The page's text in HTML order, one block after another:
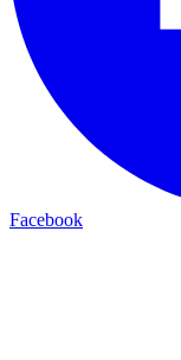
Facebook